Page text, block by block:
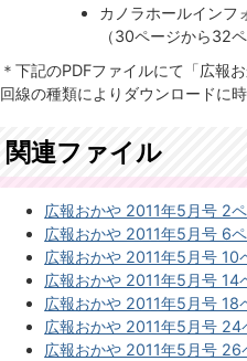
カノラホールインフ
（30ページから32ペ
＊下記のPDFファイルにて「広報
回線の種類によりダウンロードに
関連ファイル
広報おかや 2011年5月号 2
広報おかや 2011年5月号 6
広報おかや 2011年5月号 10
広報おかや 2011年5月号 14
広報おかや 2011年5月号 18
広報おかや 2011年5月号
広報おかや 2011年5月号